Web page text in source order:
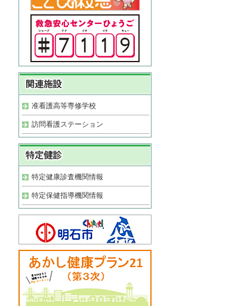
准看護高等専修学校
訪問看護ステーション
特定健康診査機関情報
特定保健指導機関情報